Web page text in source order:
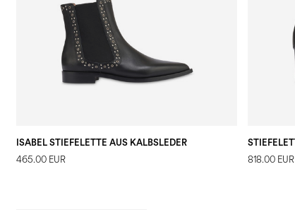
ISABEL STIEFELETTE AUS KALBSLEDER
465.00 EUR 818.00 EUR